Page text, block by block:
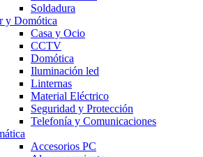
Soldadura
y Domótica
Casa y Ocio
CCTV
Domótica
Iluminación led
Linternas
Material Eléctrico
Seguridad y Protección
Telefonía y Comunicaciones
Accesorios PC